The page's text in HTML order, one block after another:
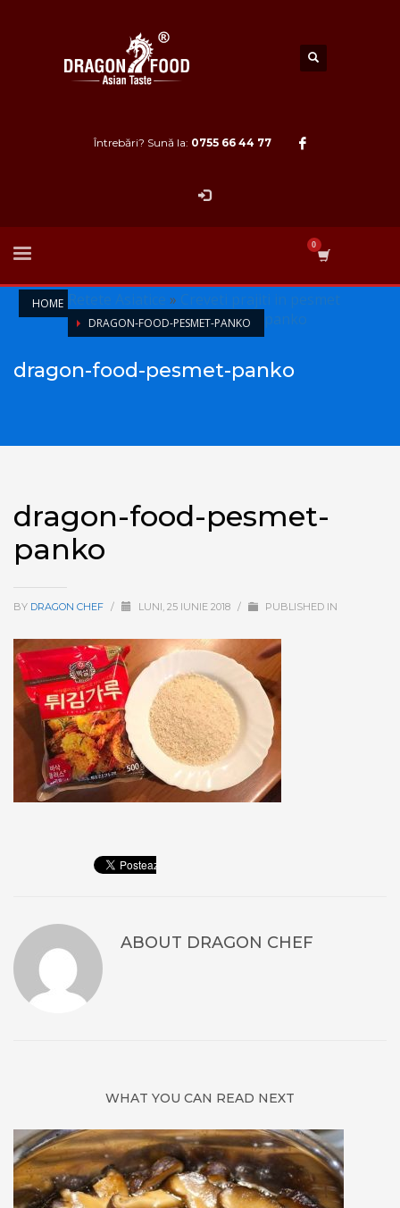
Întrebări? Sună la: 0755 66 44 77
HOME Retete Asiatice » Creveti prajiti in pesmet
panko
DRAGON-FOOD-PESMET-PANKO
dragon-food-pesmet-panko
dragon-food-pesmet-
panko
BY DRAGON CHEF / LUNI, 25 IUNIE 2018 / PUBLISHED IN
ABOUT DRAGON CHEF
WHAT YOU CAN READ NEXT